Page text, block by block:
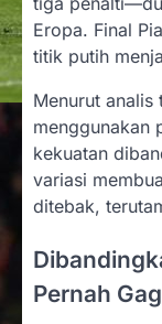
Eropa. Final
titik putih
Menurut analis
menggunakan
kekuatan
variasi
ditebak,
Pernah